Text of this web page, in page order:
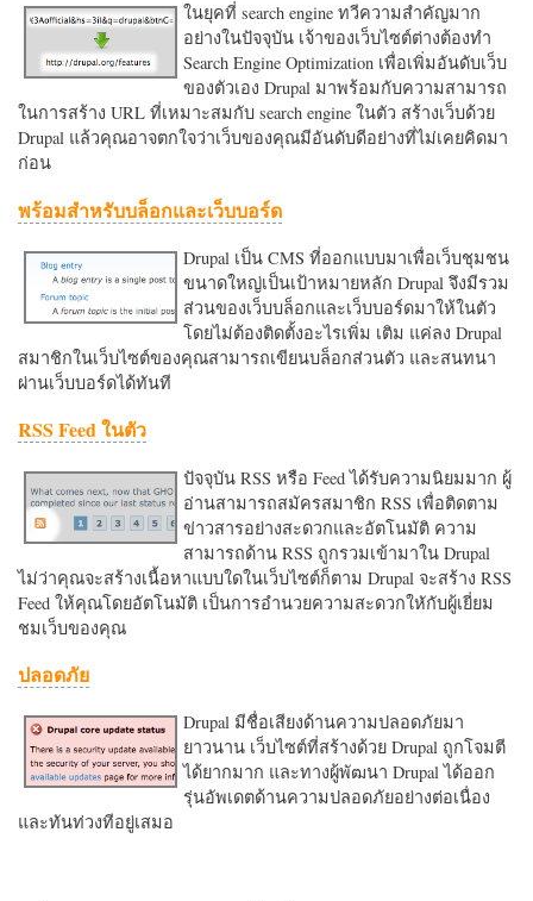
ในยุคที่ search engine ทวีความสำคัญมาก
อย่างในปัจจุบัน เจ้าของเว็บไซต์ต่างต้องทำ
Search Engine Optimization เพื่อเพิ่มอันดับเว็บ
ของตัวเอง Drupal มาพร้อมกับความสามารถ
ในการสร้าง URL ที่เหมาะสมกับ search engine ในตัว สร้างเว็บด้วย
Drupal แล้วคุณอาจตกใจว่าเว็บของคุณมีอันดับดีอย่างที่ไม่เคยคิดมา
ก่อน
พร้อมสำหรับบล็อกและเว็บบอร์ด
Drupal เป็น CMS ที่ออกแบบมาเพื่อเว็บชุมชน
ขนาดใหญ่เป็นเป้าหมายหลัก Drupal จึงมีรวม
ส่วนของเว็บบล็อกและเว็บบอร์ดมาให้ในตัว
โดยไม่ต้องติดตั้งอะไรเพิ่ม เติม แค่ลง Drupal
สมาชิกในเว็บไซต์ของคุณสามารถเขียนบล็อกส่วนตัว และสนทนา
ผ่านเว็บบอร์ดได้ทันที
RSS Feed ในตัว
ปัจจุบัน RSS หรือ Feed ได้รับความนิยมมาก ผู้
อ่านสามารถสมัครสมาชิก RSS เพื่อติดตาม
ข่าวสารอย่างสะดวกและอัตโนมัติ ความ
สามารถด้าน RSS ถูกรวมเข้ามาใน Drupal
ไม่ว่าคุณจะสร้างเนื้อหาแบบใดในเว็บไซต์ก็ตาม Drupal จะสร้าง RSS
Feed ให้คุณโดยอัตโนมัติ เป็นการอำนวยความสะดวกใหักับผู้เยี่ยม
ชมเว็บของคุณ
ปลอดภัย
Drupal มีชื่อเสียงด้านความปลอดภัยมา
ยาวนาน เว็บไซต์ที่สร้างด้วย Drupal ถูกโจมตี
ได้ยากมาก และทางผู้พัฒนา Drupal ได้ออก
รุ่นอัพเดตด้านความปลอดภัยอย่างต่อเนื่อง
และทันท่วงทีอยู่เสมอ